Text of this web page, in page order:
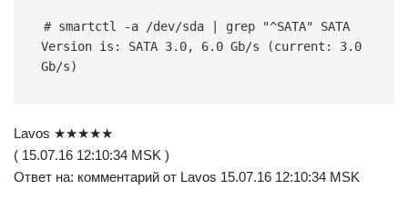
# smartctl -a /dev/sda | grep "^SATA" SATA
Version is: SATA 3.0, 6.0 Gb/s (current: 3.0
Gb/s)
Lavos ★★★★★
( 15.07.16 12:10:34 MSK )
Ответ на: комментарий от Lavos 15.07.16 12:10:34 MSK